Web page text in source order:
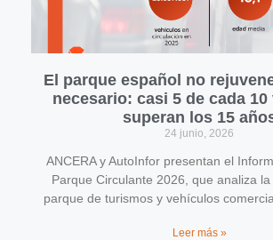
El parque español no
necesario: casi 5 de cada
superan los 15
24 junio, 2026
ANCERA y AutoInfor presentan el
Parque Circulante 2026, que analiza
parque de turismos y vehículos
Leer más »